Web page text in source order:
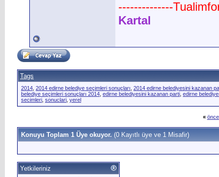
--------------
Kartal
Tags
2014 2014 edirne belediye seçimleri sonuçları 2014 edirne belediyesini kazanan
belediye seçimleri sonuçları 2014 edirne belediyesini kazanan parti edirne
secimleri sonuclari yerel
«
Konuyu Toplam 1 Üye okuyor. (0 Kayıtlı üye ve 1 Misafir)
Yetkileriniz